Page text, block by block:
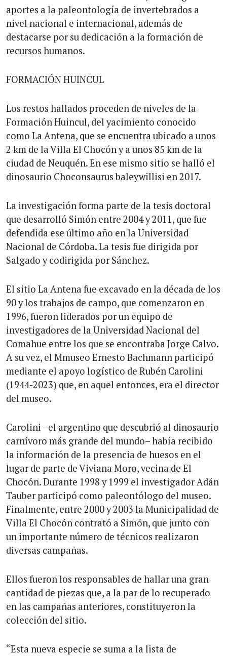
aportes a la paleontología de invertebrados a
nivel nacional e internacional, además de
destacarse por su dedicación a la formación de
recursos humanos.
FORMACIÓN HUINCUL
Los restos hallados proceden de niveles de la
Formación Huincul, del yacimiento conocido
como La Antena, que se encuentra ubicado a unos
2 km de la Villa El Chocón y a unos 85 km de la
ciudad de Neuquén. En ese mismo sitio se halló el
dinosaurio Choconsaurus baleywillisi en 2017.
La investigación forma parte de la tesis doctoral
que desarrolló Simón entre 2004 y 2011, que fue
defendida ese último año en la Universidad
Nacional de Córdoba. La tesis fue dirigida por
Salgado y codirigida por Sánchez.
El sitio La Antena fue excavado en la década de los
90 y los trabajos de campo, que comenzaron en
1996, fueron liderados por un equipo de
investigadores de la Universidad Nacional del
Comahue entre los que se encontraba Jorge Calvo.
A su vez, el Mmuseo Ernesto Bachmann participó
mediante el apoyo logístico de Rubén Carolini
(1944-2023) que, en aquel entonces, era el director
del museo.
Carolini –el argentino que descubrió al dinosaurio
carnívoro más grande del mundo– había recibido
la información de la presencia de huesos en el
lugar de parte de Viviana Moro, vecina de El
Chocón. Durante 1998 y 1999 el investigador Adán
Tauber participó como paleontólogo del museo.
Finalmente, entre 2000 y 2003 la Municipalidad de
Villa El Chocón contrató a Simón, que junto con
un importante número de técnicos realizaron
diversas campañas.
Ellos fueron los responsables de hallar una gran
cantidad de piezas que, a la par de lo recuperado
en las campañas anteriores, constituyeron la
colección del sitio.
“Esta nueva especie se suma a la lista de